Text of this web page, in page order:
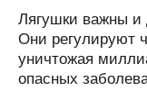
Лягушки важны и
Они регулируют
уничтожая
опасных